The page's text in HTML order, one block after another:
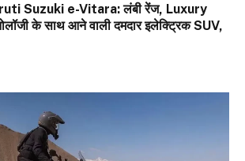
Suzuki e-Vitara: लंबी रेंज, Luxury
के साथ आने वाली दमदार इलेक्ट्रिक SUV,